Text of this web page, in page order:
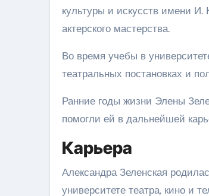
культуры и искусств имени И.
актерского мастерства.
Во время учебы в
театральных постановках и
Ранние годы жизни Элены
помогли ей в дальнейшей
Карьера
Александра Зеленская
университете театра, кино и